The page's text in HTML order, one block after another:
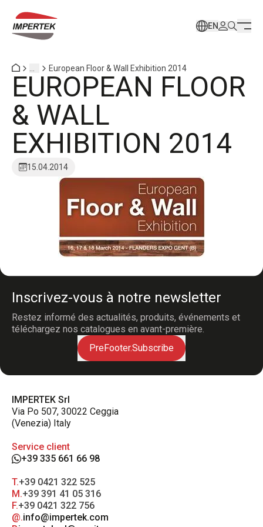
EN
European Floor & Wall Exhibition 2014
EUROPEAN FLOOR
& WALL
EXHIBITION 2014
15.04.2014
Inscrivez-vous à notre newsletter
Restez informé des actualités, produits, événements et
téléchargez nos catalogues en avant-première.
PreFooter.Subscribe
IMPERTEK Srl
Via Po 507, 30022 Ceggia
(Venezia) Italy
Service client
+39 335 661 66 98
T.+39 0421 322 525
M.+39 391 41 05 316
F.+39 0421 322 756
@.info@impertek.com